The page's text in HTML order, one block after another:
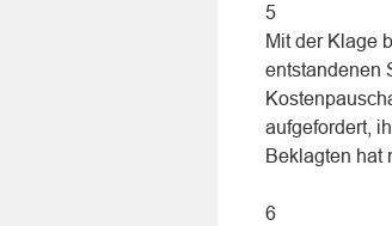
5
Mit der Klage
entstandenen
aufgefordert,
Beklagten hat
6